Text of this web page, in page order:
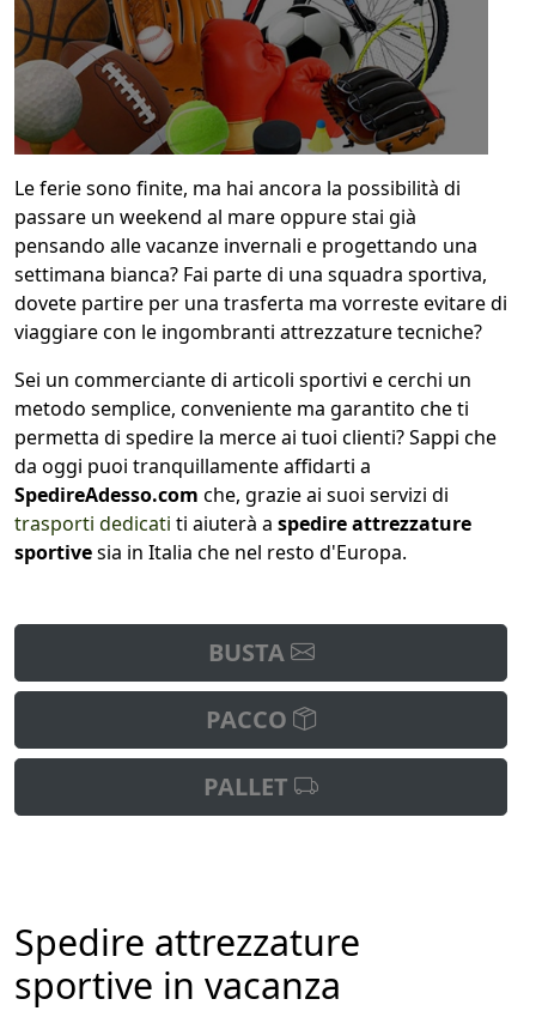
1
COLLO 1
kg
cm cm
Le ferie sono finite, ma hai ancora la possibilità di
passare un weekend al mare oppure stai già
pensando alle vacanze invernali e progettando una
settimana bianca? Fai parte di una squadra sportiva,
dovete partire per una trasferta ma vorreste evitare di
viaggiare con le ingombranti attrezzature tecniche?
Sei un commerciante di articoli sportivi e cerchi un
metodo semplice, conveniente ma garantito che ti
permetta di spedire la merce ai tuoi clienti? Sappi che
da oggi puoi tranquillamente affidarti a
SpedireAdesso.com che, grazie ai suoi servizi di
trasporti dedicati ti aiuterà a spedire attrezzature
sportivesia in Italia che nel resto d'Europa.
BUSTA
PACCO
PALLET
Spedire attrezzature
sportive in vacanza